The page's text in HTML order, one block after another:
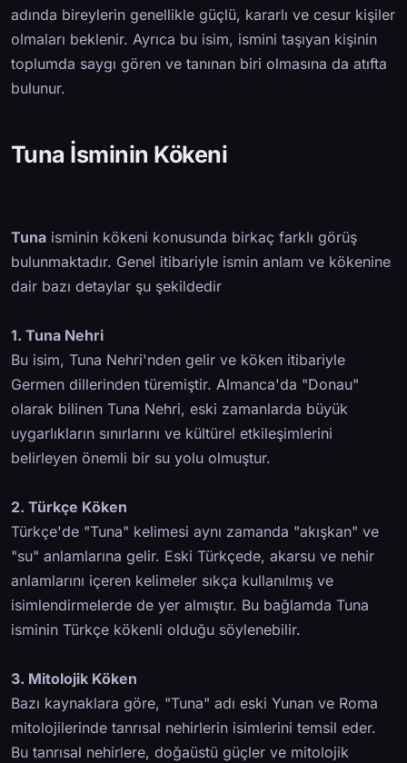
adında bireylerin genellikle güçlü, kararlı ve cesur kişiler
olmaları beklenir. Ayrıca bu isim, ismini taşıyan kişinin
toplumda saygı gören ve tanınan biri olmasına da atıfta
bulunur.
Tuna İsminin Kökeni
Tuna isminin kökeni konusunda birkaç farklı görüş
bulunmaktadır. Genel itibariyle ismin anlam ve kökenine
dair bazı detaylar şu şekildedir
1. Tuna Nehri
Bu isim, Tuna Nehri'nden gelir ve köken itibariyle
Germen dillerinden türemiştir. Almanca'da "Donau"
olarak bilinen Tuna Nehri, eski zamanlarda büyük
uygarlıkların sınırlarını ve kültürel etkileşimlerini
belirleyen önemli bir su yolu olmuştur.
2. Türkçe Köken
Türkçe'de "Tuna" kelimesi aynı zamanda "akışkan" ve
"su" anlamlarına gelir. Eski Türkçede, akarsu ve nehir
anlamlarını içeren kelimeler sıkça kullanılmış ve
isimlendirmelerde de yer almıştır. Bu bağlamda Tuna
isminin Türkçe kökenli olduğu söylenebilir.
3. Mitolojik Köken
Bazı kaynaklara göre, "Tuna" adı eski Yunan ve Roma
mitolojilerinde tanrısal nehirlerin isimlerini temsil eder.
Bu tanrısal nehirlere, doğaüstü güçler ve mitolojik